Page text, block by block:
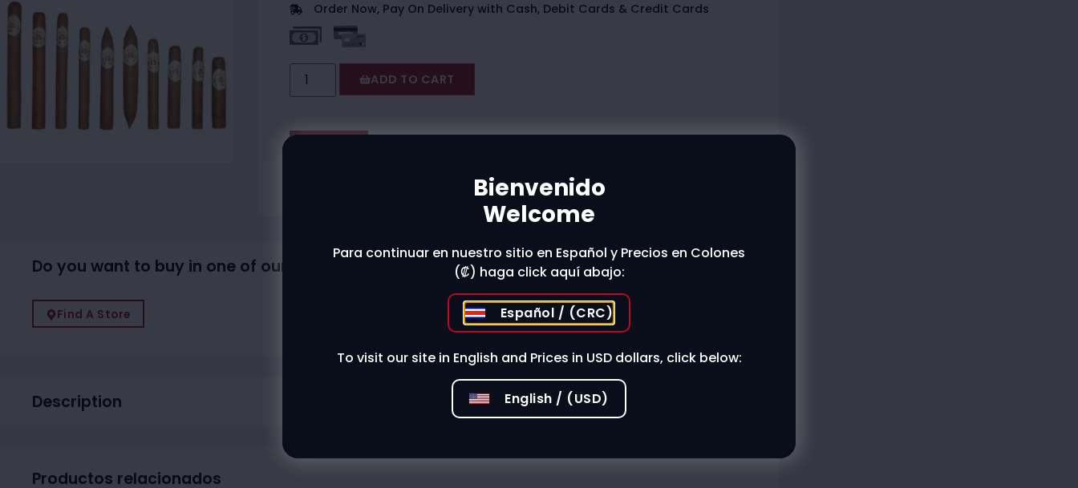
Order Now, Pay On Delivery with Cash, Debit Cards & Credit Cards
ADD TO CART
Do you want to buy in one of our physical stores?
Find A Store
Description
Productos relacionados
Bienvenido
Welcome
Para continuar en nuestro sitio en Español y Precios en Colones
(₡) haga click aquí abajo:
Español / (CRC)
To visit our site in English and Prices in USD dollars, click below:
English / (USD)